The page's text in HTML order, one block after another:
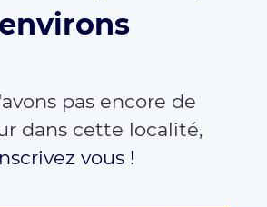
environs
pas encore de
dans cette localité,
vous !